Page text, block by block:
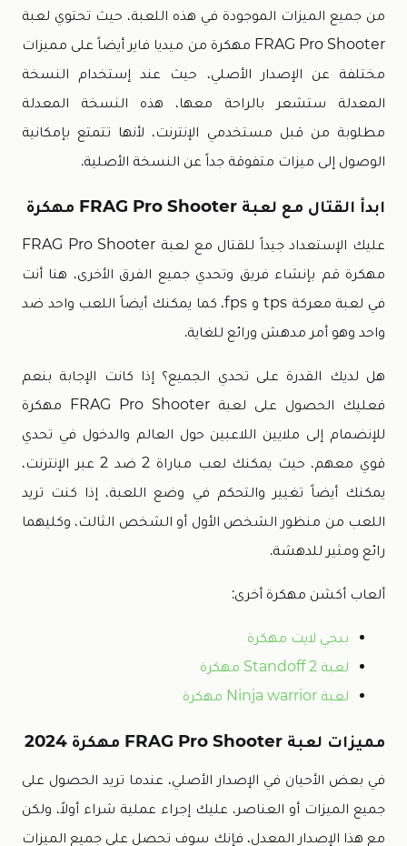
من جميع الميزات الموجودة في هذه اللعبة، حيث تحتوي لعبة
FRAG Pro Shooter مهكرة من ميديا فاير أيضاً على مميزات
مختلفة عن الإصدار الأصلي، حيث عند إستخدام النسخة
المعدلة ستشعر بالراحة معها، هذه النسخة المعدلة
مطلوبة من قبل مستخدمي الإنترنت، لأنها تتمتع بإمكانية
الوصول إلى ميزات متفوقة جداً عن النسخة الأصلية.
ابدأ القتال مع لعبة FRAG Pro Shooter مهكرة
عليك الإستعداد جيداً للقتال مع لعبة FRAG Pro Shooter
مهكرة قم بإنشاء فريق وتحدي جميع الفرق الأخرى، هنا أنت
في لعبة معركة tps و fps، كما يمكنك أيضاً اللعب واحد ضد
واحد وهو أمر مدهش ورائع للغاية.
هل لديك القدرة على تحدي الجميع؟ إذا كانت الإجابة بنعم
فعليك الحصول على لعبة FRAG Pro Shooter مهكرة
للإنضمام إلى ملايين اللاعبين حول العالم والدخول في تحدي
قوي معهم، حيث يمكنك لعب مباراة 2 ضد 2 عبر الإنترنت،
يمكنك أيضاً تغيير والتحكم في وضع اللعبة، إذا كنت تريد
اللعب من منظور الشخص الأول أو الشخص الثالث، وكليهما
رائع ومثير للدهشة.
ألعاب أكشن مهكرة أخرى:
ببجي لايت مهكرة
لعبة Standoff 2 مهكرة
لعبة Ninja warrior مهكرة
مميزات لعبة FRAG Pro Shooter مهكرة 2024
في بعض الأحيان في الإصدار الأصلي، عندما تريد الحصول على
جميع الميزات أو العناصر، عليك إجراء عملية شراء أولاً، ولكن
مع هذا الإصدار المعدل، فإنك سوف تحصل على جميع الميزات